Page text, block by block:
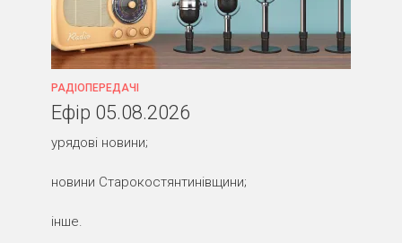
РАДІОПЕРЕДАЧІ
Ефір 05.08.2026
урядові новини;
новини Старокостянтинівщини;
інше.